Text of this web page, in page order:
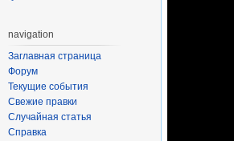
navigation
Заглавная страница
Форум
Текущие события
Свежие правки
Случайная статья
Справка